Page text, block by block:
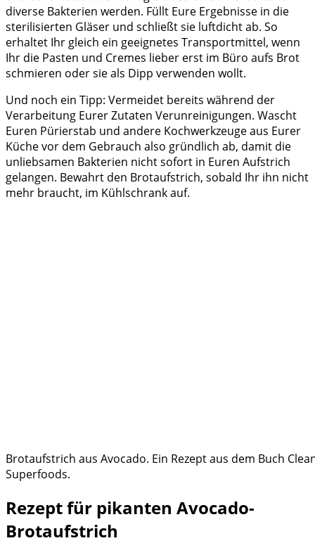
diverse Bakterien werden. Füllt Eure Ergebnisse in die
sterilisierten Gläser und schließt sie luftdicht ab. So
erhaltet Ihr gleich ein geeignetes Transportmittel, wenn
Ihr die Pasten und Cremes lieber erst im Büro aufs Brot
schmieren oder sie als Dipp verwenden wollt.
Und noch ein Tipp: Vermeidet bereits während der
Verarbeitung Eurer Zutaten Verunreinigungen. Wascht
Euren Pürierstab und andere Kochwerkzeuge aus Eurer
Küche vor dem Gebrauch also gründlich ab, damit die
unliebsamen Bakterien nicht sofort in Euren Aufstrich
gelangen. Bewahrt den Brotaufstrich, sobald Ihr ihn nicht
mehr braucht, im Kühlschrank auf.
Brotaufstrich aus Avocado. Ein Rezept aus dem Buch
Superfoods.
Rezept für pikanten Avocado-
Brotaufstrich